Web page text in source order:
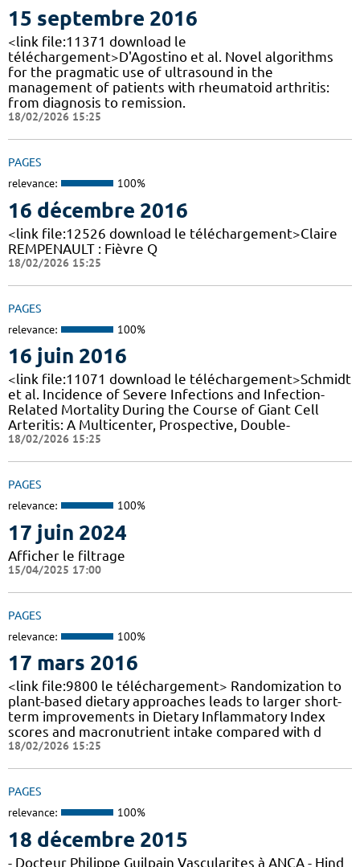
15 septembre 2016
<link file:11371 download le
téléchargement>D'Agostino et al. Novel algorithms
for the pragmatic use of ultrasound in the
management of patients with rheumatoid arthritis:
from diagnosis to remission.
18/02/2026 15:25
PAGES
relevance: 100%
16 décembre 2016
<link file:12526 download le téléchargement>Claire
REMPENAULT : Fièvre Q
18/02/2026 15:25
PAGES
relevance: 100%
16 juin 2016
<link file:11071 download le téléchargement>Schmidt
et al. Incidence of Severe Infections and Infection-
Related Mortality During the Course of Giant Cell
Arteritis: A Multicenter, Prospective, Double-
18/02/2026 15:25
PAGES
relevance: 100%
17 juin 2024
Afficher le filtrage
15/04/2025 17:00
PAGES
relevance: 100%
17 mars 2016
<link file:9800 le téléchargement> Randomization to
plant-based dietary approaches leads to larger short-
term improvements in Dietary Inflammatory Index
scores and macronutrient intake compared with d
18/02/2026 15:25
PAGES
relevance: 100%
18 décembre 2015
- Docteur Philippe Guilpain Vascularites à ANCA - Hind